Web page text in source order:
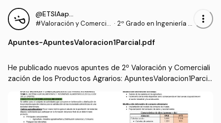
@ETSIAapuntes
#Valoración y Comercia
s Agrarios
· 2º Grado en Ingeniería A
more_vert
Apuntes-ApuntesValoracion1Parcial.pdf
He publicado nuevos apuntes de 2º Valoración y Comerciali
zación de los Productos Agrarios: ApuntesValoracion1Parcia
l.pdf